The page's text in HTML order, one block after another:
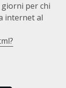
per chi
internet al